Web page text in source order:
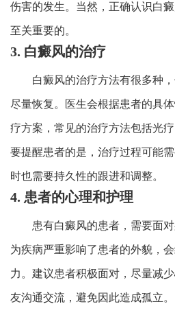
伤害的发生。当然，正确认识白
至关重要的。
3. 白癜风的治疗
白癜风的治疗方法有很多种
尽量恢复。医生会根据患者的具
疗方案，常见的治疗方法包括光
要提醒患者的是，治疗过程可能
时也需要持久性的跟进和调整。
4. 患者的心理和护理
患有白癜风的患者，需要面
为疾病严重影响了患者的外貌，
力。建议患者积极面对，尽量减
友沟通交流，避免因此造成孤立